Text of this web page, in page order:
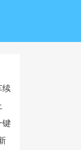
续
键